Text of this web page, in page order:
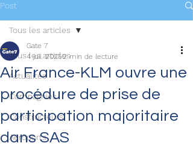
Post
Tous les articles
Actualités
Compagnies
Constructeurs
Aéroports
Tous les articles
Air France-KLM ouvre une
procédure de prise de
participation majoritaire
dans SAS
Gate 7
4 juil. 20252 min de lecture